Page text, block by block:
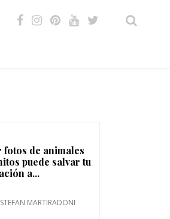
fotos de animales
puede salvar tu
a...
STEFAN MARTIRADONI